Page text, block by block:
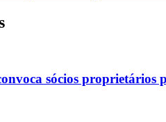
sócios proprietários